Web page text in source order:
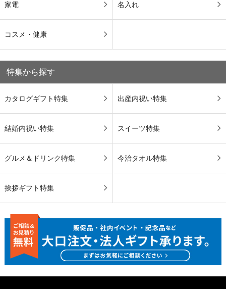
家電 名入れ
コスメ・健康
特集から探す
カタログギフト特集 出産内祝い特集
結婚内祝い特集 スイーツ特集
グルメ＆ドリンク特集 今治タオル特集
挨拶ギフト特集